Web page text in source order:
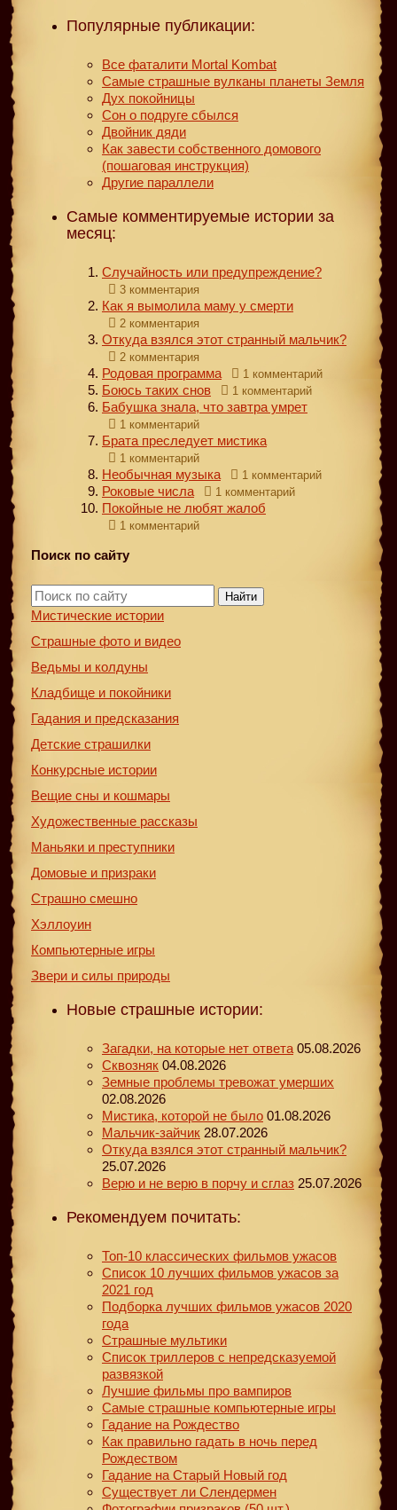
Популярные публикации:
Все фаталити Mortal Kombat
Самые страшные вулканы планеты Земля
Дух покойницы
Сон о подруге сбылся
Двойник дяди
Как завести собственного домового
(пошаговая инструкция)
Другие параллели
Самые комментируемые истории за
месяц:
Случайность или предупреждение?
3 комментария
Как я вымолила маму у смерти
2 комментария
Откуда взялся этот странный мальчик?
2 комментария
Родовая программа 1 комментарий
Боюсь таких снов 1 комментарий
Бабушка знала, что завтра умрет
1 комментарий
Брата преследует мистика
1 комментарий
Необычная музыка 1 комментарий
Роковые числа 1 комментарий
Покойные не любят жалоб
1 комментарий
Поиск по сайту
Найти
Мистические истории
Страшные фото и видео
Ведьмы и колдуны
Кладбище и покойники
Гадания и предсказания
Детские страшилки
Конкурсные истории
Вещие сны и кошмары
Художественные рассказы
Маньяки и преступники
Домовые и призраки
Страшно смешно
Хэллоуин
Компьютерные игры
Звери и силы природы
Новые страшные истории:
Загадки, на которые нет ответа 05.08.2026
Сквозняк 04.08.2026
Земные проблемы тревожат умерших
02.08.2026
Мистика, которой не было 01.08.2026
Мальчик-зайчик 28.07.2026
Откуда взялся этот странный мальчик?
25.07.2026
Верю и не верю в порчу и сглаз 25.07.2026
Рекомендуем почитать:
Топ-10 классических фильмов ужасов
Список 10 лучших фильмов ужасов за
2021 год
Подборка лучших фильмов ужасов 2020
года
Страшные мультики
Список триллеров с непредсказуемой
развязкой
Лучшие фильмы про вампиров
Самые страшные компьютерные игры
Гадание на Рождество
Как правильно гадать в ночь перед
Рождеством
Гадание на Старый Новый год
Существует ли Слендермен